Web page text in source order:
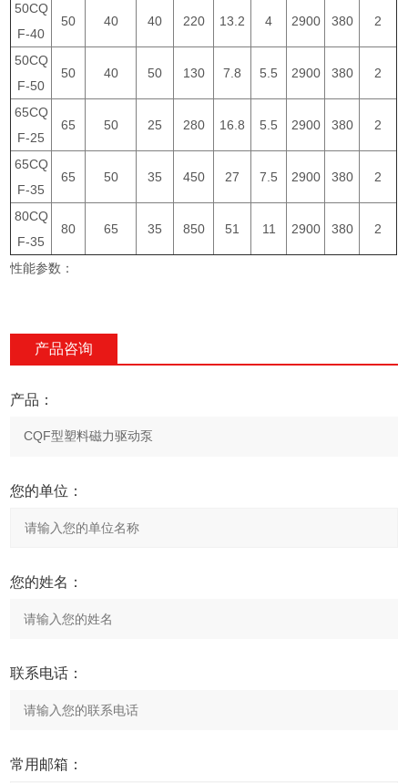
50CQ
F-40
50 40 40 220 13.2 4 2900 380 2
50CQ
F-50
50 40 50 130 7.8 5.5 2900 380 2
65CQ
F-25
65 50 25 280 16.8 5.5 2900 380 2
65CQ
F-35
65 50 35 450 27 7.5 2900 380 2
80CQ
F-35
80 65 35 850 51 11 2900 380 2
性能参数：
产品咨询
产品：
您的单位：
您的姓名：
联系电话：
常用邮箱：